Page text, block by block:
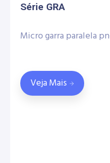
Série GRA
Micro garra paralela
Veja Mais